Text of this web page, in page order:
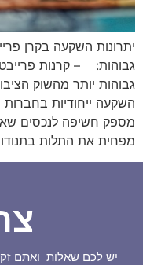
גבוהות: – קרנות פרייבט
גבוהות יותר מהשוק
מספק חשיפה לנכסים
מפחית את התלות בתנודות השוק
יש לכם שאלות ואתם